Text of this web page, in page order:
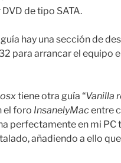
de tipo SATA.
hay una sección de
para arrancar el equipo
tiene otra guía “Vanilla
el foro InsanelyMacentre
perfectamente en mi PC
añadiendo a ello